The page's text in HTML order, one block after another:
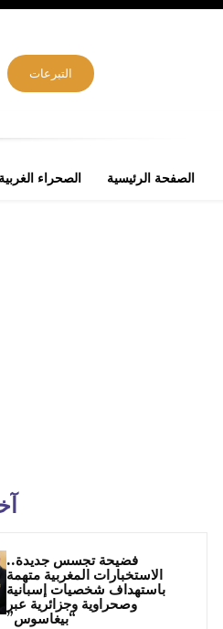
التبرعات
الصفحة الرئيسية الصحراء الغربية
فضيحة تجسس جديدة..
الاستخبارات المغربية متهمة
باستهداف شخصيات إسبانية
وصحراوية وجزائرية عبر
“بيغاسوس”